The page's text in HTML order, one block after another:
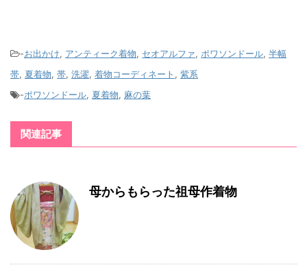
-お出かけ, アンティーク着物, セオアルファ, ポワソンドール, 半幅
帯, 夏着物, 帯, 洗濯, 着物コーディネート , 紫系
-ポワソンドール, 夏着物, 麻の葉
関連記事
母からもらった祖母作着物